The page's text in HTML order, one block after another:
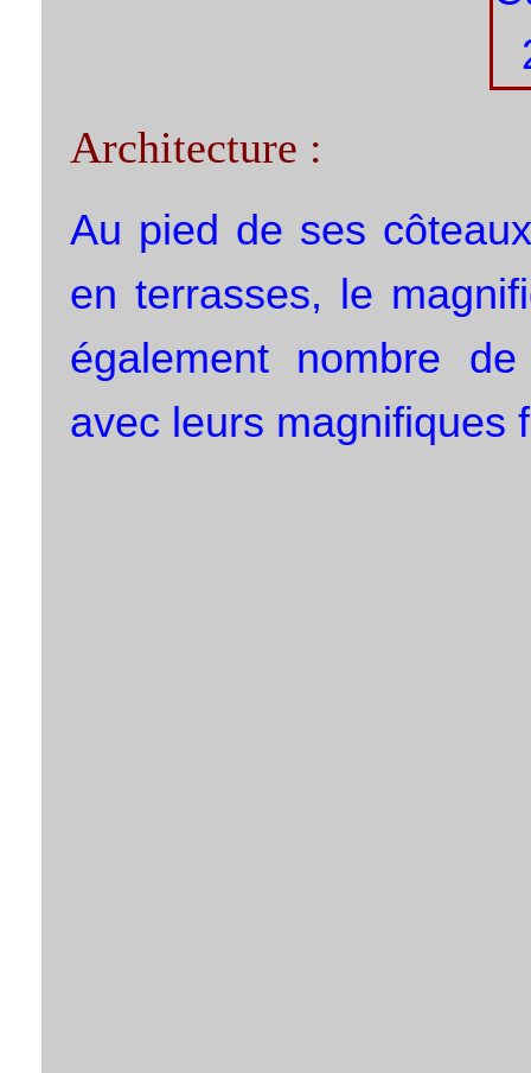
Architecture :
Au pied de ses
en terrasses, le
également nombre
avec leurs magnifiques